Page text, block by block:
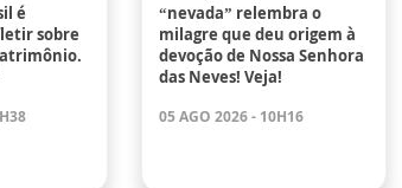
é
sobre
“nevada” relembra o
milagre que deu origem à
devoção de Nossa Senhora
das Neves! Veja!
05 AGO 2026 - 10H16